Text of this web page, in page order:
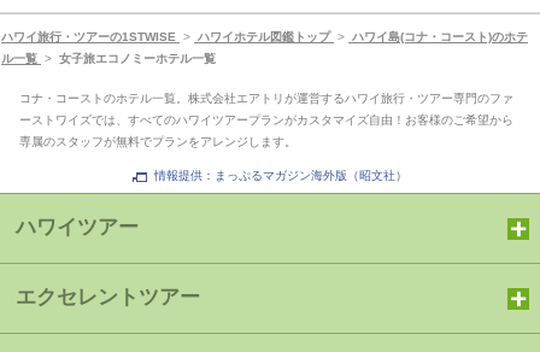
ハワイ旅行・ツアーの1STWISE > ハワイホテル図鑑トップ > ハワイ島(コナ・コースト)のホテ
ル一覧 >女子旅エコノミーホテル一覧
コナ・コーストのホテル一覧。株式会社エアトリが運営するハワイ旅行・ツアー専門のファ
ーストワイズでは、すべてのハワイツアープランがカスタマイズ自由！お客様のご希望から
専属のスタッフが無料でプランをアレンジします。
情報提供：まっぷるマガジン海外版（昭文社）
ハワイツアー
エクセレントツアー